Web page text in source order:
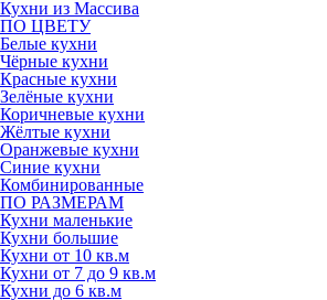
Кухни из Массива
ПО ЦВЕТУ
Белые кухни
Чёрные кухни
Красные кухни
Зелёные кухни
Коричневые кухни
Жёлтые кухни
Оранжевые кухни
Синие кухни
Комбинированные
ПО РАЗМЕРАМ
Кухни маленькие
Кухни большие
Кухни от 10 кв.м
Кухни от 7 до 9 кв.м
Кухни до 6 кв.м